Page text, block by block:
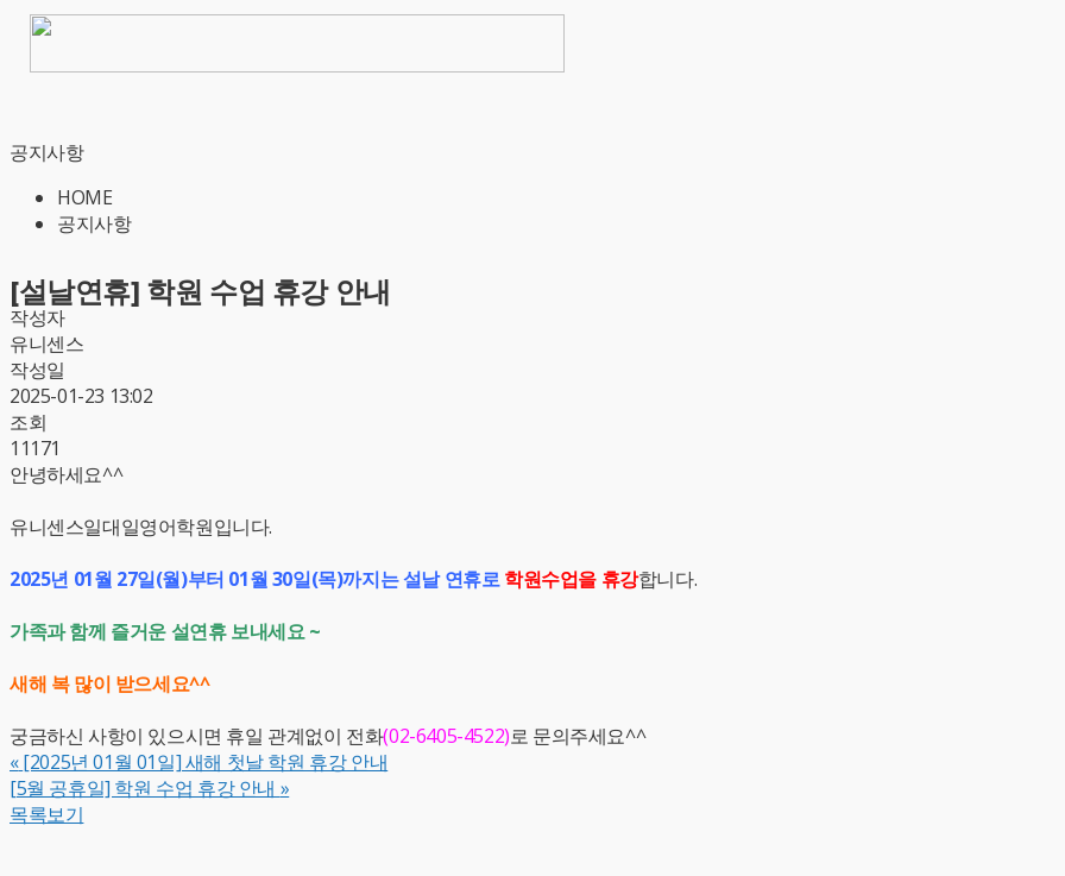
공지사항
HOME
공지사항
[설날연휴] 학원 수업 휴강 안내
작성자
유니센스
작성일
2025-01-23 13:02
조회
11171
안녕하세요^^
유니센스일대일영어학원입니다.
2025년 01월 27일(월)부터 01월 30일(목)까지는 설날 연휴로 학원수업을 휴강합니다.
가족과 함께 즐거운 설연휴 보내세요 ~
새해 복 많이 받으세요^^
궁금하신 사항이 있으시면 휴일 관계없이 전화(02-6405-4522)로 문의주세요^^
«[2025년 01월 01일] 새해 첫날 학원 휴강 안내
[5월 공휴일] 학원 수업 휴강 안내 »
목록보기